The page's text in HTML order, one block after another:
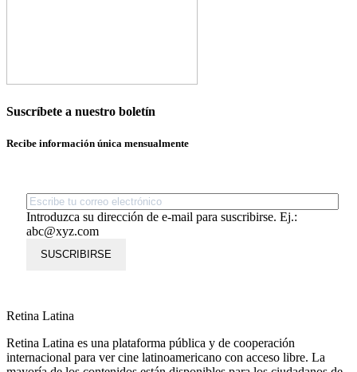
Suscríbete a nuestro boletín
Recibe información única mensualmente
Introduzca su dirección de e-mail para suscribirse. Ej.:
abc@xyz.com
SUSCRIBIRSE
Retina Latina
Retina Latina es una plataforma pública y de cooperación
internacional para ver cine latinoamericano con acceso libre. La